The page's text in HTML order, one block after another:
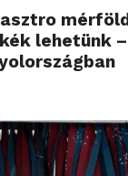
lehetünk